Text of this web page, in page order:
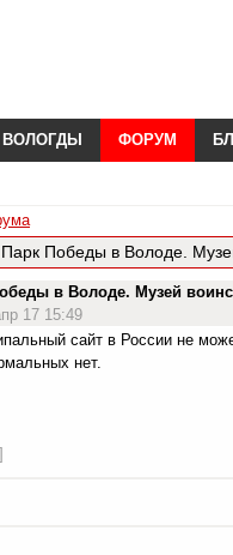
ФОРУМ
Победы в Володе.
в Володе. Музей
17 15:49
сайт в России не
нет.
]